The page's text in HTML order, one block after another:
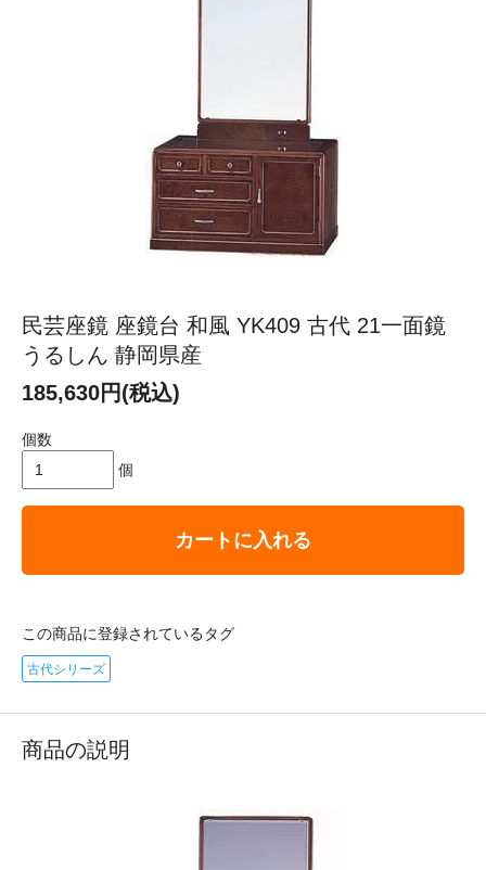
民芸座鏡 座鏡台 和風 YK409 古代 21一面鏡
うるしん 静岡県産
185,630円(税込)
個数
個
カートに入れる
この商品に登録されているタグ
古代シリーズ
商品の説明